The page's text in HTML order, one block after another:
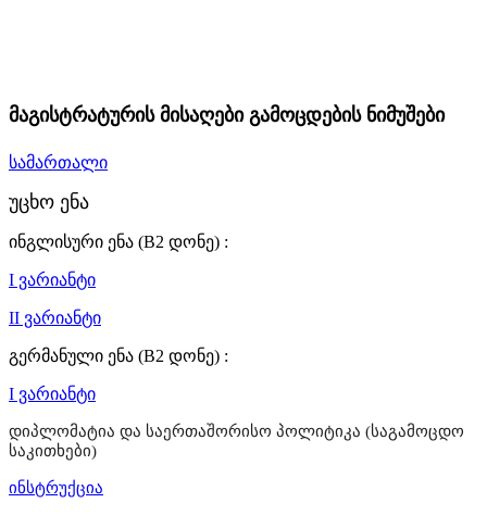
მაგისტრატურის მისაღები გამოცდების ნიმუშები
სამართალი
უცხო ენა
ინგლისური ენა (B2 დონე) :
I ვარიანტი
II ვარიანტი
გერმანული ენა (B2 დონე) :
I ვარიანტი
დიპლომატია და საერთაშორისო პოლიტიკა (საგამოცდო
საკითხები)
ინსტრუქცია